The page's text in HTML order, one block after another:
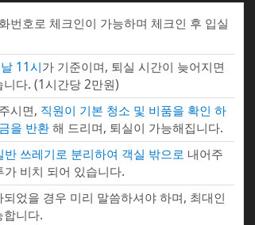
번호로 체크인이 가능하며 체크인 후 입실
11시가 기준이며, 퇴실 시간이 늦어지면
다. (1시간당 2만원)
시면, 직원이 기본 청소 및 비품을 확인 하
을 반환해 드리며, 퇴실이 가능해집니다.
쓰레기로 분리하여 객실 밖으로 내어주
비치 되어 있습니다.
었을 경우 미리 말씀하셔야 하며, 최대인
니다.